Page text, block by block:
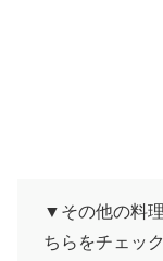
▼その他の料
ちらをチェッ